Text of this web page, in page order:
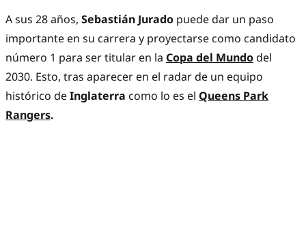
A sus 28 años, Sebastián Jurado puede dar un paso
importante en su carrera y proyectarse como candidato
número 1 para ser titular en la Copa del Mundodel
2030. Esto, tras aparecer en el radar de un equipo
histórico deInglaterra como lo es el Queens Park
Rangers.